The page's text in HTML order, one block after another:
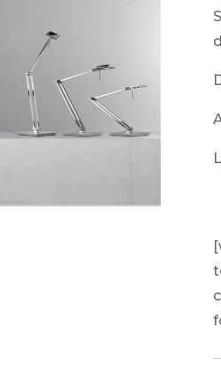
sobremesa despacho en fundicion de metal